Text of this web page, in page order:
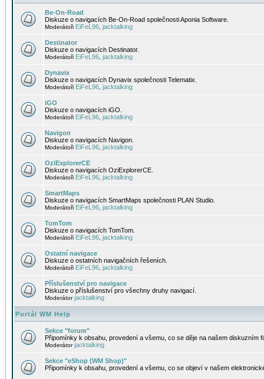
Be-On-Road
Diskuze o navigacích Be-On-Road společnosti Aponia Software.
Moderátoři EiFeL96 jacktalking
Destinator
Diskuze o navigacích Destinator.
Moderátoři EiFeL96 jacktalking
Dynavix
Diskuze o navigacích Dynavix společnosti Telematix.
Moderátoři EiFeL96 jacktalking
iGO
Diskuze o navigacích iGO.
Moderátoři EiFeL96 jacktalking
Navigon
Diskuze o navigacích Navigon.
Moderátoři EiFeL96 jacktalking
OziExplorerCE
Diskuze o navigacích OziExplorerCE.
Moderátoři EiFeL96 jacktalking
SmartMaps
Diskuze o navigacích SmartMaps společnosti PLAN Studio.
Moderátoři EiFeL96 jacktalking
TomTom
Diskuze o navigacích TomTom.
Moderátoři EiFeL96 jacktalking
Ostatní navigace
Diskuze o ostatních navigačních řešeních.
Moderátoři EiFeL96 jacktalking
Příslušenství pro navigace
Diskuze o příslušenství pro všechny druhy navigací.
Moderátorjacktalking
Portál WM Help
Sekce "forum"
Připomínky k obsahu, provedení a všemu, co se děje na našem diskuzním
Moderátorjacktalking
Sekce "eShop (WM Shop)"
Připomínky k obsahu, provedení a všemu, co se objeví v našem